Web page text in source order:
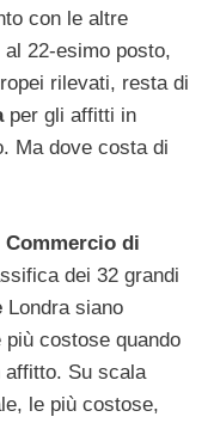
con le altre
22-esimo posto,
rilevati, resta di
per gli affitti in
Ma dove costa di
Commercio di
dei 32 grandi
Londra siano
costose quando
affitto. Su scala
le più costose,